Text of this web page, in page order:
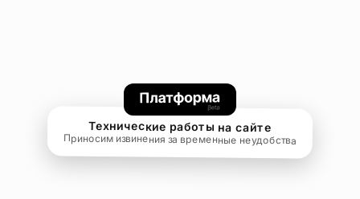
Технические работы на сайте
Приносим извинения за временные неудобства